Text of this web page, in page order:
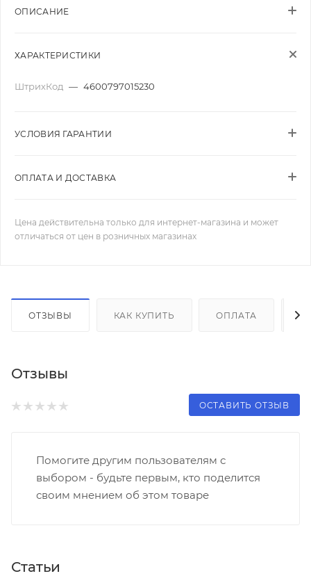
ОПИСАНИЕ
ХАРАКТЕРИСТИКИ
ШтрихКод — 4600797015230
УСЛОВИЯ ГАРАНТИИ
ОПЛАТА И ДОСТАВКА
Цена действительна только для интернет-магазина и может
отличаться от цен в розничных магазинах
ОТЗЫВЫ КАК КУПИТЬ ОПЛАТА
Отзывы
ОСТАВИТЬ ОТЗЫВ
Помогите другим пользователям с
выбором - будьте первым, кто поделится
своим мнением об этом товаре
Статьи